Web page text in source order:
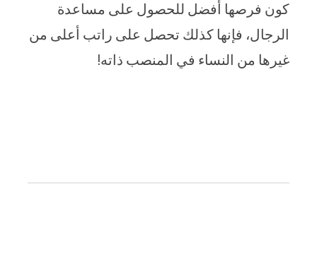
كون فرصها أفضل للحصول على مساعدة
الرجال، فإنها كذلك تحصل على راتب أعلى من
غيرها من النساء في المنصب ذاته!